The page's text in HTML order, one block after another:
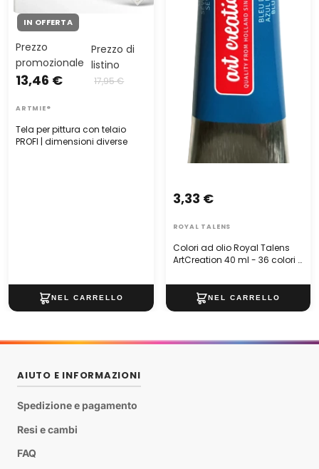
IN OFFERTA
Tela per pittura con telaio
PROFI | dimensioni diverse
Prezzo
promozionale
13,46 €
Prezzo di
listino
17,95 €
ARTMIE®
Colori ad olio Royal Talens
ArtCreation 40 ml - 36 colori |
3,33 €
ROYAL TALENS
AIUTO E INFORMAZIONI
Spedizione e pagamento
Resi e cambi
FAQ